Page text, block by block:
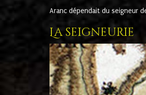
Aranc dépendait du seigneur
La seigneurie